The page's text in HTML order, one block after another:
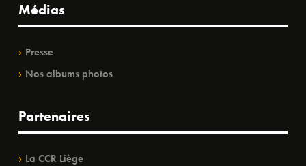
Médias
Presse
Nos albums photos
Partenaires
La CCR Liège